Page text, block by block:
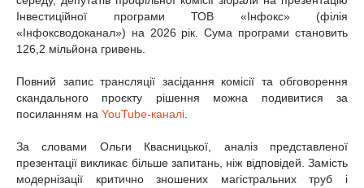
Інвестиційної програми ТОВ «Інфокс» (філія
«Інфоксводоканал») на 2026 рік. Сума програми становить
126,2 мільйона гривень.
Повний запис трансляції засідання комісії та обговорення
скандального проєкту рішення можна подивитися за
посиланням на YouTube-каналі
За словами Ольги Квасницької, аналіз представленої
презентації викликає більше запитань, ніж відповідей. Замість
модернізації критично зношених магістральних труб і